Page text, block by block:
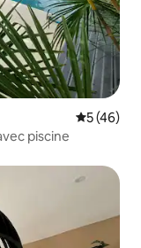
5 (46)
piscine